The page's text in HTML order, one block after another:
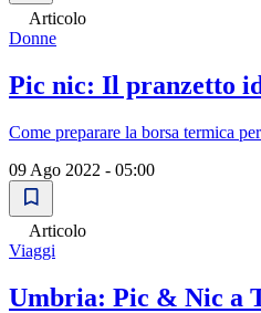
Articolo
Donne
Pic nic: Il pranzetto
Come preparare la borsa termica
09 Ago 2022 - 05:00
Articolo
Viaggi
Umbria: Pic & Nic a